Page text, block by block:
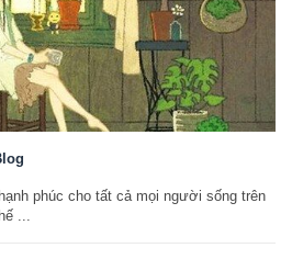
phúc cho tất cả mọi người sống trên
...